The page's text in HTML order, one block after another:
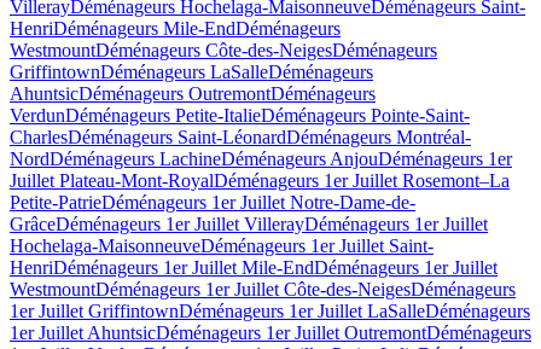
VillerayDéménageurs Hochelaga-MaisonneuveDéménageurs Saint-
HenriDéménageurs Mile-EndDéménageurs
WestmountDéménageurs Côte-des-NeigesDéménageurs
GriffintownDéménageurs LaSalleDéménageurs
AhuntsicDéménageurs OutremontDéménageurs
VerdunDéménageurs Petite-ItalieDéménageurs Pointe-Saint-
CharlesDéménageurs Saint-LéonardDéménageurs Montréal-
NordDéménageurs LachineDéménageurs AnjouDéménageurs 1er
Juillet Plateau-Mont-RoyalDéménageurs 1er Juillet Rosemont–La
Petite-PatrieDéménageurs 1er Juillet Notre-Dame-de-
GrâceDéménageurs 1er Juillet VillerayDéménageurs 1er Juillet
Hochelaga-MaisonneuveDéménageurs 1er Juillet Saint-
HenriDéménageurs 1er Juillet Mile-EndDéménageurs 1er Juillet
WestmountDéménageurs 1er Juillet Côte-des-NeigesDéménageurs
1er Juillet GriffintownDéménageurs 1er Juillet LaSalleDéménageurs
1er Juillet AhuntsicDéménageurs 1er Juillet OutremontDéménageurs